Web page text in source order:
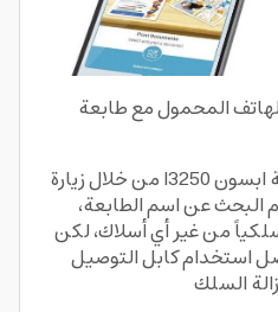
المحمول مع طابعة
يمكنك تحميل تعريف طابعة ابسون l3250 من خلال زيارة
عن اسم الطابعة،
من غير أي أسلاك، لكن
استخدام كابل التوصيل
السلك